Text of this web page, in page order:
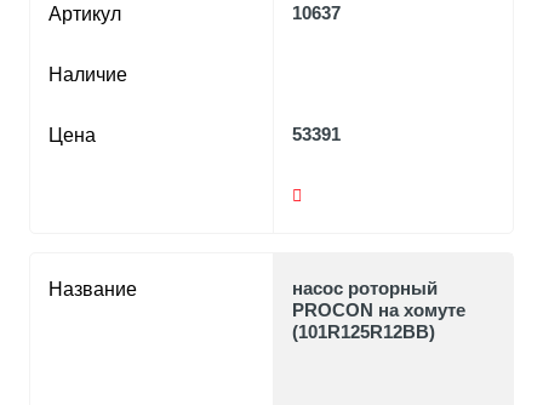
Артикул
Наличие
Цена
10637
53391
Название
насос роторный
PROCON на хомуте
(101R125R12BB)